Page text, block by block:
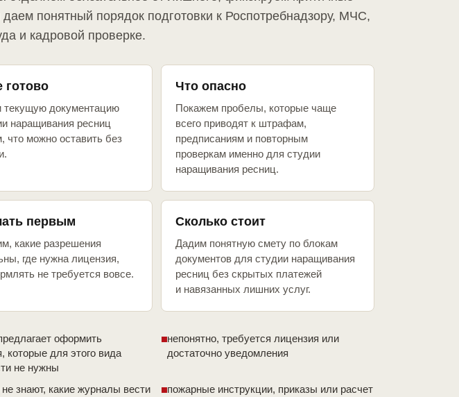
понятный порядок подготовки к Роспотребнадзору, МЧС,
и кадровой проверке.
готово
текущую документацию
наращивания ресниц
что можно оставить без
Что опасно
Покажем пробелы, которые чаще
всего приводят к штрафам,
предписаниям и повторным
проверкам именно для студии
наращивания ресниц.
первым
какие разрешения
где нужна лицензия,
не требуется вовсе.
Сколько стоит
Дадим понятную смету по блокам
документов для студии наращивания
ресниц без скрытых платежей
и навязанных лишних услуг.
оформить
которые для этого вида
не нужны
непонятно, требуется лицензия или
достаточно уведомления
знают, какие журналы вести
пожарные инструкции, приказы или расчет